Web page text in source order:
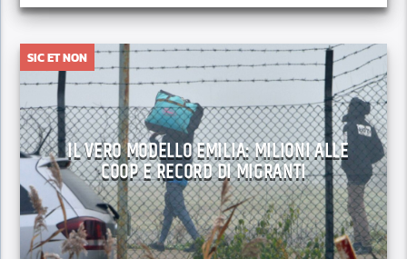
SIC ET NON
IL VERO MODELLO EMILIA: MILIONI ALLE
COOP E RECORD DI MIGRANTI